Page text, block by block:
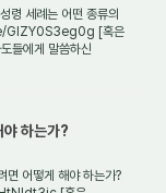
령 세례는 어떤 종류의
GlZY0S3eg0g [혹은
에게 말씀하신
하는가?
면 어떻게 해야 하는가?